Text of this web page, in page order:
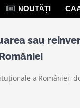
NOUTĂȚI
sau
a României,